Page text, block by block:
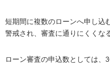
短期間に複数のローンへ申し込
警戒され、審査に通りにくくな
ローン審査の申込数としては、